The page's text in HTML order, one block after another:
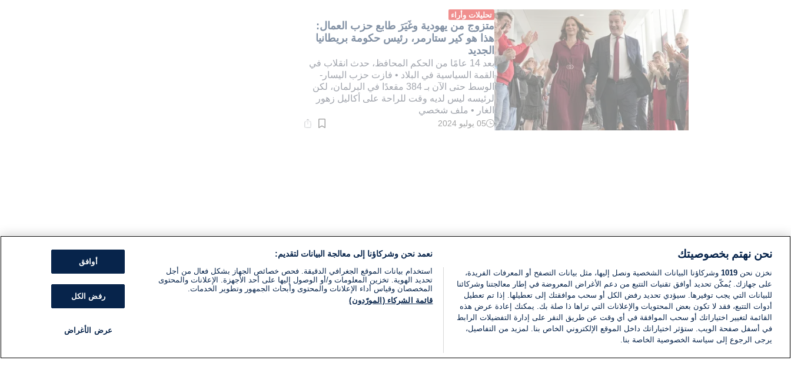
دقيقة.
تحليلات وأراء
متزوج من يهودية وغَيَرَ طابع حزب العمال:
هذا هو كير ستارمر، رئيس حكومة بريطانيا
الجديد
بعد 14 عامًا من الحكم المحافظ، حدث انقلاب في
القمة السياسية في البلاد • فازت حزب اليسار-
الوسط حتى الآن بـ 384 مقعدًا في البرلمان، لكن
لرئيسه ليس لديه وقت للراحة على أكاليل زهور
الغار • ملف شخصي
وقت
05 يوليو 2024
نحن نهتم بخصوصيتك
نخزن نحن 1019 وشركاؤنا البيانات الشخصية ونصل إليها، مثل بيانات التصفح أو المعرفات الفريدة،
على جهازك. يُمكّن تحديد أوافق تقنيات التتبع من دعم الأغراض المعروضة في إطار معالجتنا وشركائنا
للبيانات التي يجب توفيرها. سيؤدي تحديد رفض الكل أو سحب موافقتك إلى تعطيلها. إذا تم تعطيل
أدوات التتبع، فقد لا تكون بعض المحتويات والإعلانات التي تراها ذا صلة بك. يمكنك إعادة عرض هذه
القائمة لتغيير اختياراتك أو سحب الموافقة في أي وقت عن طريق النقر على إدارة التفضيلات الرابط
في أسفل صفحة الويب. ستؤثر اختياراتك داخل الموقع الإلكتروني الخاص بنا. لمزيد من التفاصيل،
يرجى الرجوع إلى سياسة الخصوصية الخاصة بنا.
نعمد نحن وشركاؤنا إلى معالجة البيانات لتقديم:
استخدام بيانات الموقع الجغرافي الدقيقة. فحص خصائص الجهاز بشكل فعال من أجل
تحديد الهوية. تخزين المعلومات و/أو الوصول إليها على أحد الأجهزة. الإعلانات والمحتوى
المخصصان وقياس أداء الإعلانات والمحتوى وأبحاث الجمهور وتطوير الخدمات.
قائمة الشركاء (المورّدون)
أوافق
رفض الكل
عرض الأغراض